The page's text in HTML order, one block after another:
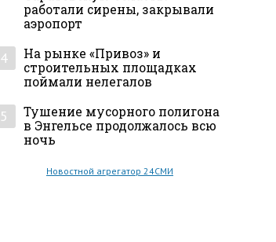
работали сирены, закрывали
аэропорт
4
На рынке «Привоз» и
строительных площадках
поймали нелегалов
5
Тушение мусорного полигона
в Энгельсе продолжалось всю
ночь
Новостной агрегатор 24СМИ